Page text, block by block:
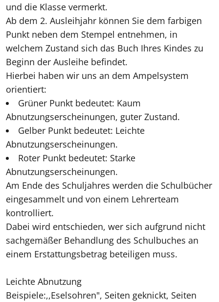
und die Klasse vermerkt.
Ab dem 2. Ausleihjahr können Sie dem farbigen
Punkt neben dem Stempel entnehmen, in
welchem Zustand sich das Buch Ihres Kindes zu
Beginn der Ausleihe befindet.
Hierbei haben wir uns an dem Ampelsystem
orientiert:
Grüner Punkt bedeutet: Kaum
Abnutzungserscheinungen, guter Zustand.
Gelber Punkt bedeutet: Leichte
Abnutzungserscheinungen.
Roter Punkt bedeutet: Starke
Abnutzungserscheinungen.
Am Ende des Schuljahres werden die Schulbücher
eingesammelt und von einem Lehrerteam
kontrolliert.
Dabei wird entschieden, wer sich aufgrund nicht
sachgemäßer Behandlung des Schulbuches an
einem Erstattungsbetrag beteiligen muss.
Leichte Abnutzung
Beispiele:,,Eselsohren", Seiten geknickt, Seiten